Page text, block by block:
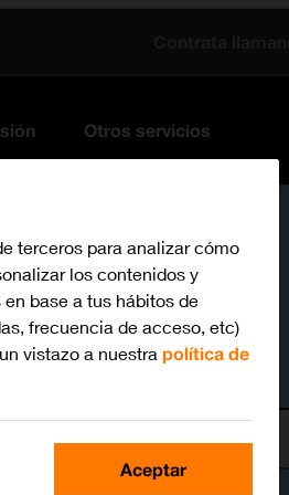
Otros servicios
terceros para analizar cómo
los contenidos y
base a tus hábitos de
frecuencia de acceso, etc)
vistazo a nuestra política de
Aceptar